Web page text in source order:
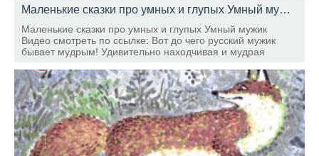
Маленькие сказки про умных и глупых Умный мужик
Маленькие сказки про умных и глупых Умный мужик
Видео смотреть по ссылке: Вот до чего русский мужик
бывает мудрым! Удивительно находчивая и мудрая